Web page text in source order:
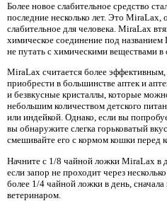
Более новое слабительное средство
последние несколько лет. Это MiraLax,
слабительное для человека. MiraLax
химическое соединение под названием
не путать с химическими веществами в
MiraLax считается более эффективным,
приобрести в большинстве аптек и
и безвкусные кристаллы, которые
небольшим количеством детского
или индейкой. Однако, если вы
вы обнаружите слегка горьковатый
смешивайте его с кормом кошки перед
Начните с 1/8 чайной ложки MiraLax в
если запор не проходит через
более 1/4 чайной ложки в день, сначала
ветеринаром.